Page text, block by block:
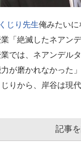
じり先生俺みたいに
「絶滅したネアン
では、ネアンデル
が磨かれなかった
りから、岸谷は現
記事